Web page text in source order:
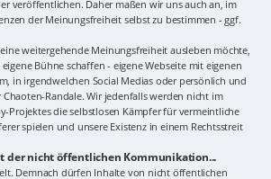
veröffentlichen. Daher maßen wir uns auch an, im
der Meinungsfreiheit selbst zu bestimmen - ggf.
weitergehende Meinungsfreiheit ausleben möchte,
Bühne schaffen - eigene Webseite mit eigenen
in irgendwelchen Social Medias oder persönlich und
Randale. Wir jedenfalls werden nicht im
Projektes die selbstlosen Kämpfer für vermeintliche
spielen und unsere Existenz in einem Rechtsstreit
der nicht öffentlichen Kommunikation...
Demnach dürfen Inhalte von nicht öffentlichen